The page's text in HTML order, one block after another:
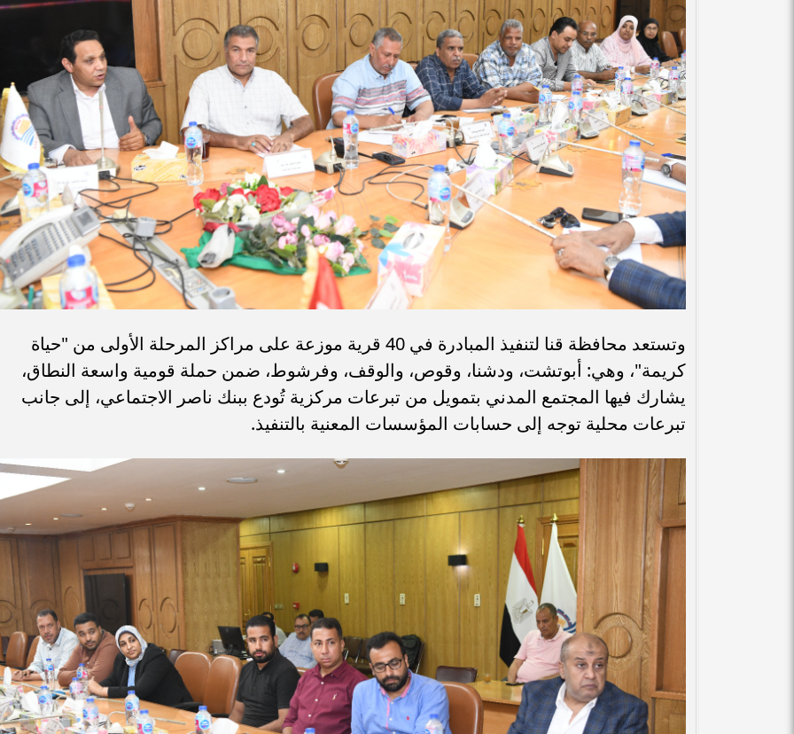
وتستعد محافظة قنا لتنفيذ المبادرة في 40 قرية موزعة على مراكز المرحلة الأولى من "حياة
كريمة"، وهي: أبوتشت، ودشنا، وقوص، والوقف، وفرشوط، ضمن حملة قومية واسعة النطاق،
يشارك فيها المجتمع المدني بتمويل من تبرعات مركزية تُودع ببنك ناصر الاجتماعي، إلى جانب
تبرعات محلية توجه إلى حسابات المؤسسات المعنية بالتنفيذ.